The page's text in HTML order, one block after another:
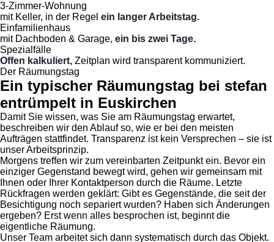
3-Zimmer-Wohnung
mit Keller, in der Regel ein langer Arbeitstag.
Einfamilienhaus
mit Dachboden & Garage, ein bis zwei Tage.
Spezialfälle
Offen kalkuliert, Zeitplan wird transparent kommuniziert.
Der Räumungstag
Ein typischer Räumungstag bei stefan
entrümpelt in Euskirchen
Damit Sie wissen, was Sie am Räumungstag erwartet,
beschreiben wir den Ablauf so, wie er bei den meisten
Aufträgen stattfindet. Transparenz ist kein Versprechen – sie ist
unser Arbeitsprinzip.
Morgens treffen wir zum vereinbarten Zeitpunkt ein. Bevor ein
einziger Gegenstand bewegt wird, gehen wir gemeinsam mit
Ihnen oder Ihrer Kontaktperson durch die Räume. Letzte
Rückfragen werden geklärt: Gibt es Gegenstände, die seit der
Besichtigung noch separiert wurden? Haben sich Änderungen
ergeben? Erst wenn alles besprochen ist, beginnt die
eigentliche Räumung.
Unser Team arbeitet sich dann systematisch durch das Objekt.